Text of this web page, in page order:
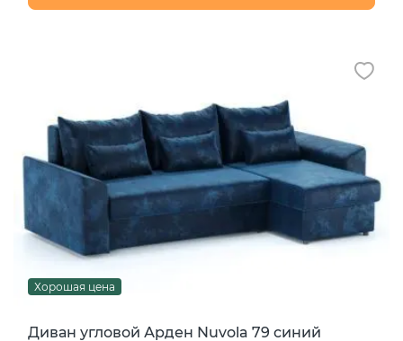
Хорошая цена
Диван угловой Арден Nuvola 79 синий